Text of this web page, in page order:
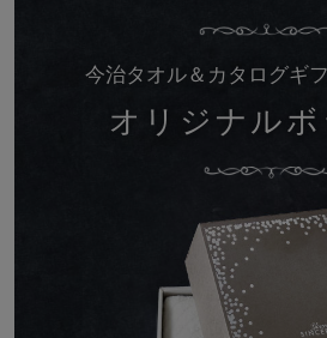
今治タオル＆カタログギ
オリジナルボ